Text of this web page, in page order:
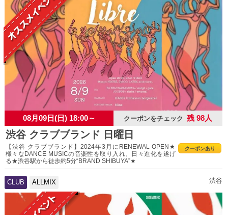
08月09日(日) 18:00～ クーポンをチェック 残 98人
渋谷 クラブブランド 日曜日
クーポンあり
【渋谷 クラブブランド】2024年3月にRENEWAL OPEN★
様々なDANCE MUSICの音楽性を取り入れ、日々進化を遂げ
る★渋谷駅から徒歩約5分“BRAND SHIBUYA”★
CLUB ALLMIX 渋谷